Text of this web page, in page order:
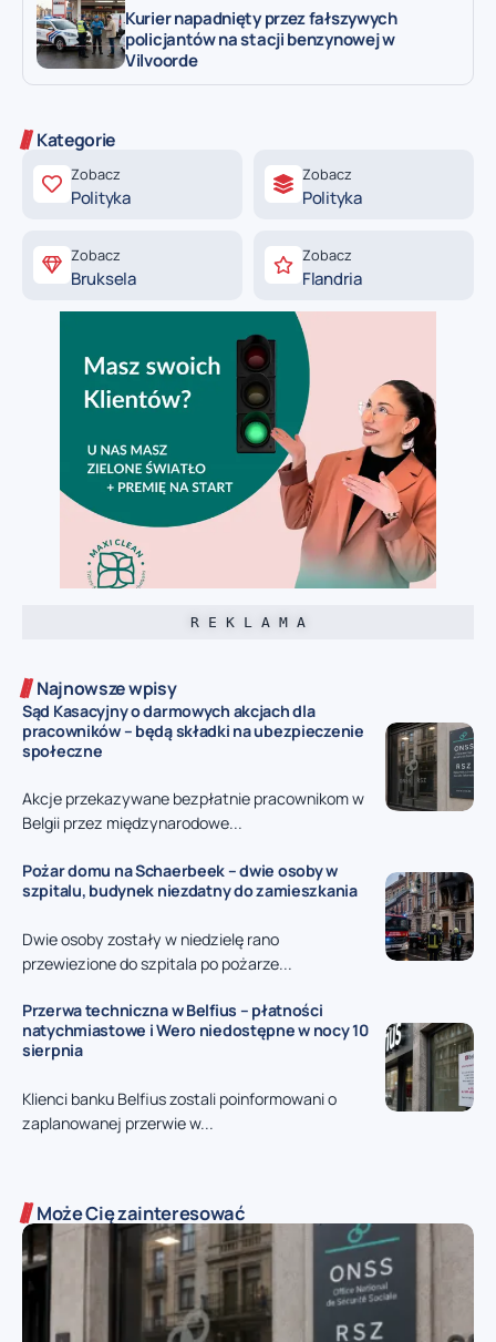
Kurier napadnięty przez fałszywych
policjantów na stacji benzynowej w
Vilvoorde
Kategorie
Zobacz
Polityka
Zobacz
Polityka
Zobacz
Bruksela
Zobacz
Flandria
R E K L A M A
Najnowsze wpisy
Sąd Kasacyjny o darmowych akcjach dla
pracowników – będą składki na ubezpieczenie
społeczne
Akcje przekazywane bezpłatnie pracownikom w
Belgii przez międzynarodowe...
Pożar domu na Schaerbeek – dwie osoby w
szpitalu, budynek niezdatny do zamieszkania
Dwie osoby zostały w niedzielę rano
przewiezione do szpitala po pożarze...
Przerwa techniczna w Belfius – płatności
natychmiastowe i Wero niedostępne w nocy 10
sierpnia
Klienci banku Belfius zostali poinformowani o
zaplanowanej przerwie w...
Może Cię zainteresować